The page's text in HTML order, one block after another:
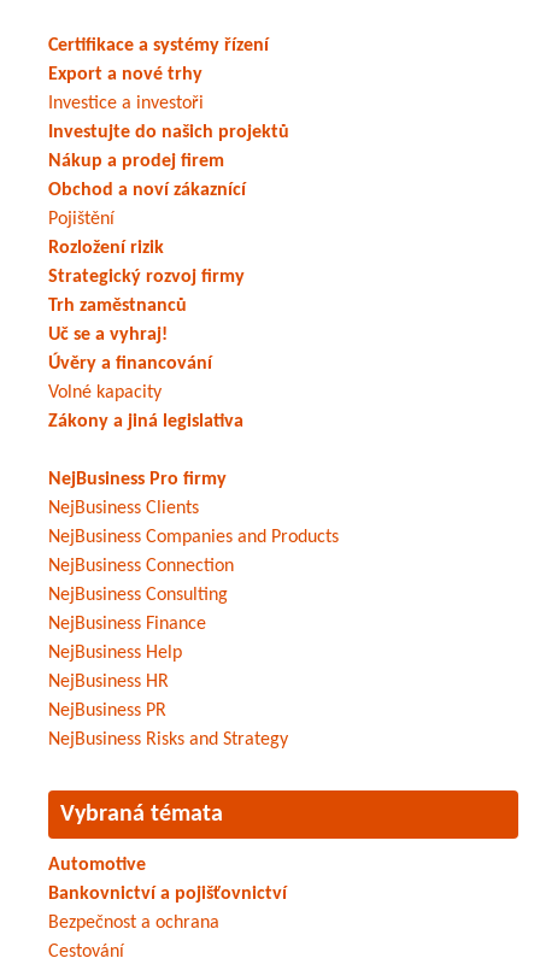
Certifikace a systémy řízení
Export a nové trhy
Investice a investoři
Investujte do našich projektů
Nákup a prodej firem
Obchod a noví zákaznící
Pojištění
Rozložení rizik
Strategický rozvoj firmy
Trh zaměstnanců
Uč se a vyhraj!
Úvěry a financování
Volné kapacity
Zákony a jiná legislativa
NejBusiness Pro firmy
NejBusiness Clients
NejBusiness Companies and Products
NejBusiness Connection
NejBusiness Consulting
NejBusiness Finance
NejBusiness Help
NejBusiness HR
NejBusiness PR
NejBusiness Risks and Strategy
Vybraná témata
Automotive
Bankovnictví a pojišťovnictví
Bezpečnost a ochrana
Cestování